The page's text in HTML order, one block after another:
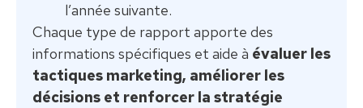
l’année suivante.
Chaque type de rapport apporte des
informations spécifiques et aide à évaluer les
tactiques marketing, améliorer les
décisions et renforcer la stratégie